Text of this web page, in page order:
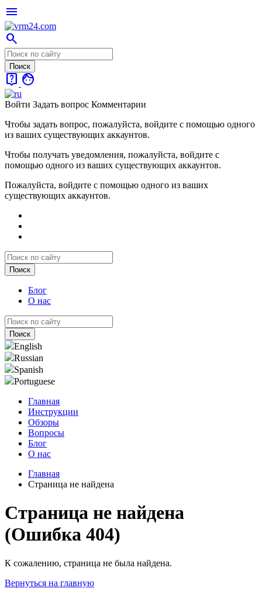
menu
search
live_help face
Войти Задать вопрос Комментарии
Чтобы задать вопрос, пожалуйста, войдите с помощью одного
из ваших существующих аккаунтов.
Чтобы получать уведомления, пожалуйста, войдите с
помощью одного из ваших существующих аккаунтов.
Пожалуйста, войдите с помощью одного из ваших
существующих аккаунтов.
Блог
О нас
English
Russian
Spanish
Portuguese
Главная
Инструкции
Обзоры
Вопросы
Блог
О нас
Главная
Страница не найдена
Страница не найдена
(Ошибка 404)
К сожалению, страница не была найдена.
Вернуться на главную